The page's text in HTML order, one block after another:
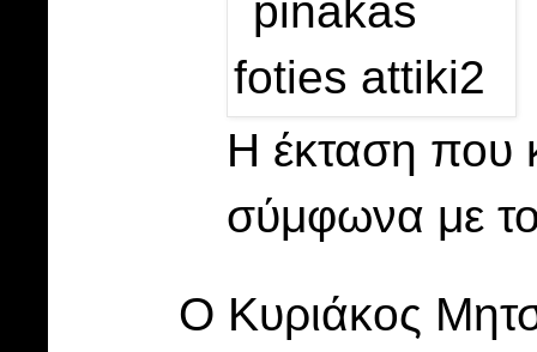
Η έκταση που
σύμφωνα με
Ο Κυριάκος